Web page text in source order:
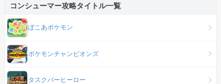
コンシューマー攻略タイトル一覧
ぽこあポケモン
ポケモンチャンピオンズ
タスクバーヒーロー